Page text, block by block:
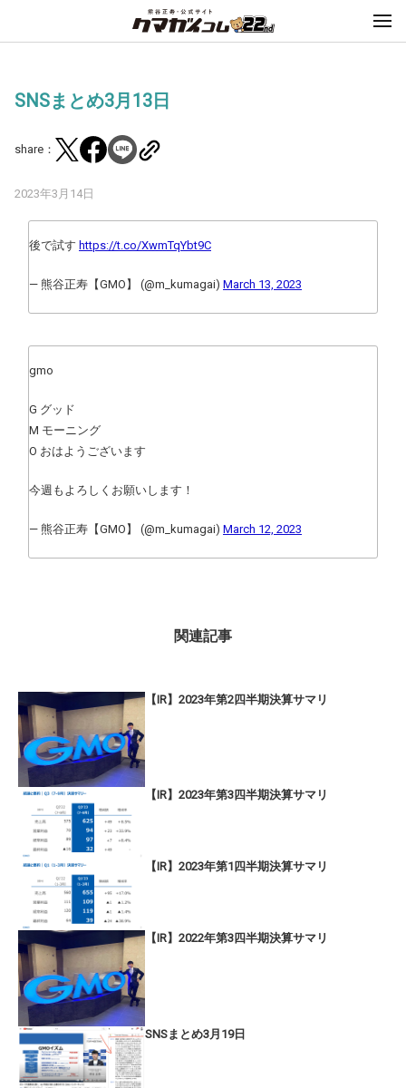
SNSまとめ3月13日
share：
2023年3月14日
後で試す https://t.co/XwmTqYbt9C
— 熊谷正寿【GMO】 (@m_kumagai) March 13, 2023
gmo
G グッド
M モーニング
O おはようございます
今週もよろしくお願いします！
— 熊谷正寿【GMO】 (@m_kumagai) March 12, 2023
関連記事
【IR】2023年第2四半期決算サマリ
【IR】2023年第3四半期決算サマリ
【IR】2023年第1四半期決算サマリ
【IR】2022年第3四半期決算サマリ
SNSまとめ3月19日